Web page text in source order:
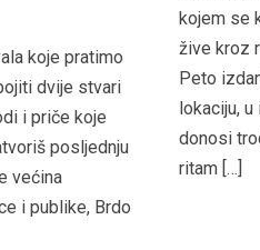
koje pratimo
dvije stvari
i priče koje
posljednju
većina
i publike, Brdo
kojem se
žive kroz
Peto
lokaciju,
donosi
ritam […]